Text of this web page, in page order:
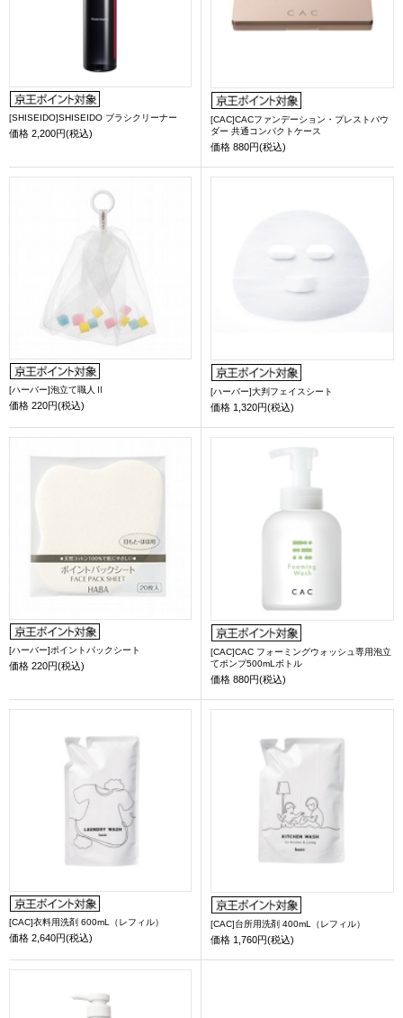
[SHISEIDO]SHISEIDO ブラシクリーナー
価格 2,200円(税込)
[CAC]CACファンデーション・プレストパウ
ダー 共通コンパクトケース
価格 880円(税込)
[ハーバー]泡立て職人Ⅱ
価格 220円(税込)
[ハーバー]大判フェイスシート
価格 1,320円(税込)
[ハーバー]ポイントパックシート
価格 220円(税込)
[CAC]CAC フォーミングウォッシュ専用泡立
てポンプ500mLボトル
価格 880円(税込)
[CAC]衣料用洗剤 600mL（レフィル）
価格 2,640円(税込)
[CAC]台所用洗剤 400mL（レフィル）
価格 1,760円(税込)